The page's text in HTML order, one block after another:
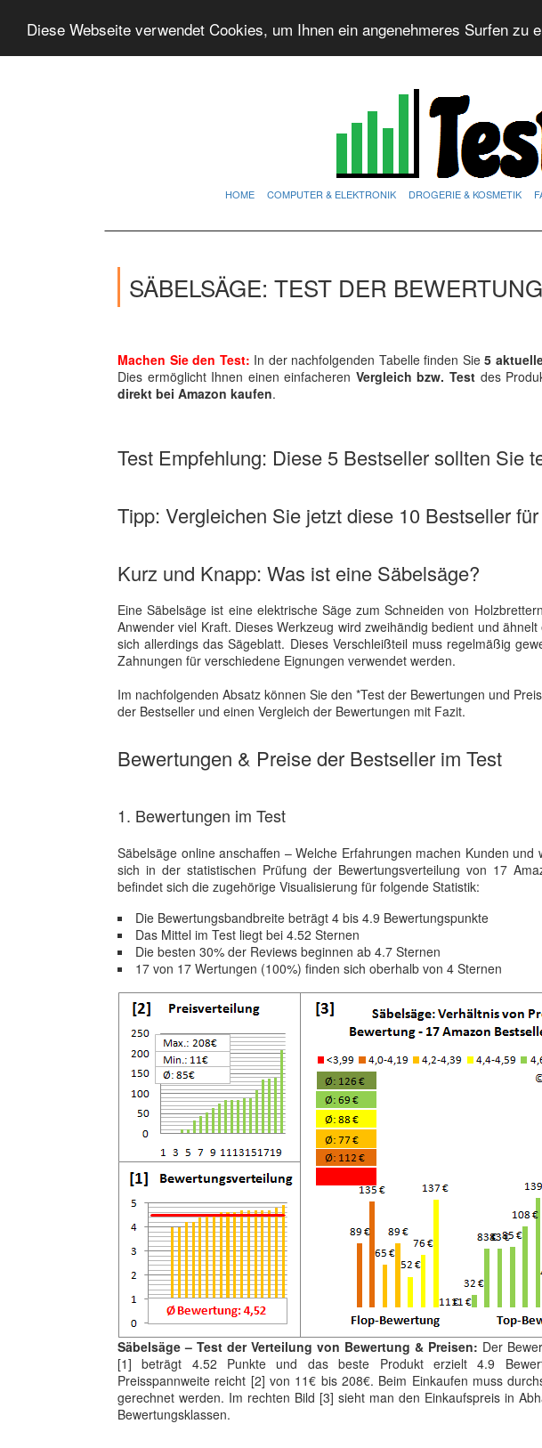
Diese Webseite verwendet Cookies, um Ihnen ein angenehmeres Surfen zu
HOME COMPUTER & ELEKTRONIK DROGERIE & KOSMETIK
SÄBELSÄGE: TEST DER
Machen Sie den Test: In der nachfolgenden Tabelle finden Sie5
Dies ermöglicht Ihnen einen einfacheren Vergleich bzw. Testdes
direkt bei Amazon kaufen.
Test Empfehlung: Diese 5 Bestseller sollten Sie
Tipp: Vergleichen Sie jetzt diese 10 Bestseller
Kurz und Knapp: Was ist eine Säbelsäge?
Eine Säbelsäge ist eine elektrische Säge zum Schneiden von
Anwender viel Kraft. Dieses Werkzeug wird zweihändig bedient und
sich allerdings das Sägeblatt. Dieses Verschleißteil muss regelmäßig
Zahnungen für verschiedene Eignungen verwendet werden.
Im nachfolgenden Absatz können Sie den *Test der Bewertungen und
der Bestseller und einen Vergleich der Bewertungen mit Fazit.
Bewertungen & Preise der Bestseller im Test
1. Bewertungen im Test
Säbelsäge online anschaffen – Welche Erfahrungen machen Kunden
sich in der statistischen Prüfung der Bewertungsverteilung von 17
befindet sich die zugehörige Visualisierung für folgende Statistik:
Die Bewertungsbandbreite beträgt 4 bis 4.9 Bewertungspunkte
Das Mittel im Test liegt bei 4.52 Sternen
Die besten 30% der Reviews beginnen ab 4.7 Sternen
17 von 17 Wertungen (100%) finden sich oberhalb von 4 Sternen
Säbelsäge – Test der Verteilung von Bewertung & Preisen: Der
[1] beträgt 4.52 Punkte und das beste Produkt erzielt 4.9
Preisspannweite reicht [2] von 11€ bis 208€. Beim Einkaufen muss
gerechnet werden. Im rechten Bild [3] sieht man den Einkaufspreis in
Bewertungsklassen.